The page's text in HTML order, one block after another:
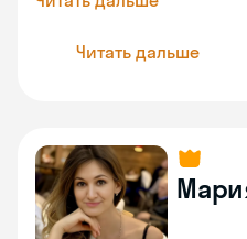
Читать дальше